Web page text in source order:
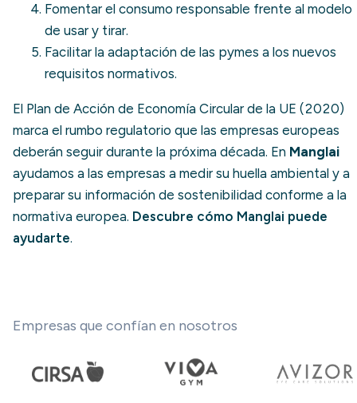
Fomentar el consumo responsable frente al modelo
de usar y tirar.
Facilitar la adaptación de las pymes a los nuevos
requisitos normativos.
El Plan de Acción de Economía Circular de la UE (2020)
marca el rumbo regulatorio que las empresas europeas
deberán seguir durante la próxima década. En Manglai
ayudamos a las empresas a medir su huella ambiental y a
preparar su información de sostenibilidad conforme a la
normativa europea. Descubre cómo Manglai puede
ayudarte.
Empresas que confían en nosotros